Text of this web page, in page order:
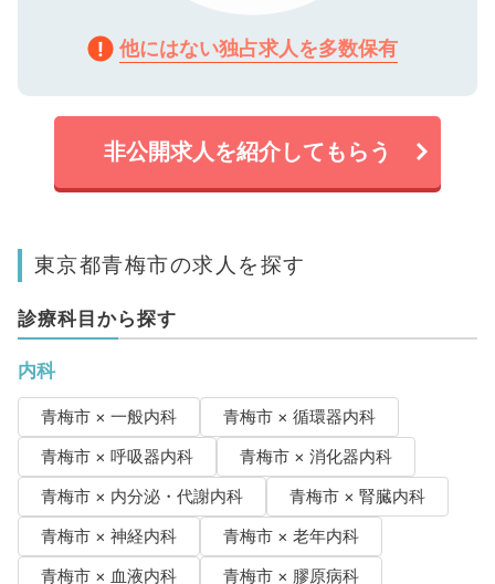
他にはない独占求人を多数保有
非公開求人を紹介してもらう
東京都青梅市の求人を探す
診療科目から探す
内科
青梅市 × 一般内科
青梅市 × 循環器内科
青梅市 × 呼吸器内科
青梅市 × 消化器内科
青梅市 × 内分泌・代謝内科
青梅市 × 腎臓内科
青梅市 × 神経内科
青梅市 × 老年内科
青梅市 × 血液内科
青梅市 × 膠原病科